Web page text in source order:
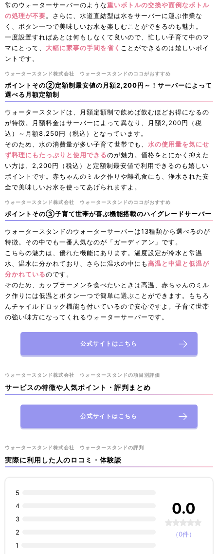
常のウォーターサーバーのような重いボトルの交換や面倒なボトル
の処理が不要。さらに、水道直結型は水をサーバーに運ぶ作業な
く、ボタン一つで美味しいお水を楽しむことができるのも魅力。
一度設置すればあとは何もしなくて良いので、忙しい子育て中のマ
マにとって、 大幅に家事の手間を省く ことができるのは嬉しいポイ
ントです。
ウォータースタンド株式会社 ウォータースタンドのココがおすすめ
ポイントその②定額制最安値の月額2,200円～！サーバーによって
選べる月額定額制
ウォータースタンドは、月額定額制で飲めば飲むほどお得になるの
が特徴。月額料金はサーバーによって異なり、月額2,200円（税
込）～月額8,250円（税込）となっています。
そのため、水の消費量が多い子育て世帯でも、 水の使用量を気にせ
ず料理にもたっぷりと使用できるのが魅力。価格をとにかく抑えた
い方は、2,200円（税込）と定額制最安値で利用できるのも嬉しい
ポイントです。赤ちゃんのミルク作りや離乳食にも、浄水された安
全で美味しいお水を使ってあげられますよ。
ウォータースタンド株式会社 ウォータースタンドのココがおすすめ
ポイントその③子育て世帯が喜ぶ機能搭載のハイグレードサーバー
ウォータースタンドのウォーターサーバーは13種類から選べるのが
特徴。その中でも一番人気なのが「ガーディアン」です。
こちらの魅力は、優れた機能にあります。温度設定が冷水と常温
水、温水に分かれており、さらに温水の中にも高温と中温と低温が
分かれているのです。
そのため、カップラーメンを食べたいときは高温、赤ちゃんのミル
ク作りには低温とボタン一つで簡単に選ぶことができます。もちろ
んチャイルドロック機能も付いているので安心ですよ。子育て世帯
の強い味方になってくれるウォーターサーバーです。
公式サイトはこちら
ウォータースタンド株式会社 ウォータースタンドの項目別評価
サービスの特徴や人気ポイント・評判まとめ
公式サイトはこちら
ウォータースタンド株式会社 ウォータースタンドの評判
実際に利用した人のロコミ・体験談
5
4
3
2
1
0.0
（0件）